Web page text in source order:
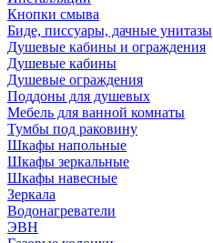
Кнопки смыва
Биде, писсуары, дачные унитазы
Душевые кабины и ограждения
Душевые кабины
Душевые ограждения
Поддоны для душевых
Мебель для ванной комнаты
Тумбы под раковину
Шкафы напольные
Шкафы зеркальные
Шкафы навесные
Зеркала
Водонагреватели
ЭВН